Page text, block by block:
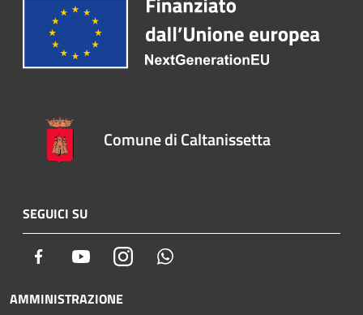
Comune di Caltanissetta
SEGUICI SU
Facebook YoutubeInstagram
AMMINISTRAZIONE